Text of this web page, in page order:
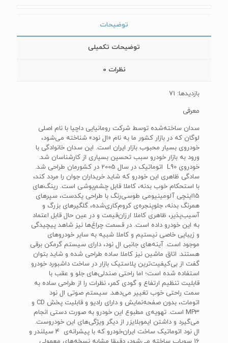
توضیحات
توضیحات تکمیلی
نظرات 0
بازدیدها: 71
معرفی
سدان ساخته‌شده توسط شرکت رومانیایی داچیا با نام اصلی
لوگان که در بازار کشور ما به نام «ال نود» شناخته می‌شود،
خودروی بسیار محبوب بازار ایران است. این سدان خانوادگی با
ورود به بازار خودرو سبب تحسین بسیاری از کارشناسان شد.
خودروی L90 اتوماتیک در سال 2005 در کشورمان طراحی شد.
سادگی ظاهری این خودرو که شاید خریداران جوان را مردد کند،
با استحکام خوب بدنه‌، کاملا قابل چشم‌پوشی است. رینگ‌های
15اینچی آلومینیومی طوسی‌رنگ با طراحی یکدست، سپرهای
همرنگ بدنه، جلوپنجره‌ی کروم‌کاری‌شده، گلگیرهای بزرگ و
آسیب‌پذیر، ظاهری کاملا ارزان‌قیمت و در عین حال قابل اعتماد
به این خودرو داده است. در قسمت چراغ‌ها نیز شاهد پیچیدگی
و زیبایی خاصی نیستیم و کاملا شبیه به سایر خودروهای
موجود است. آینه‌های جانبی ال نود، دارای سیستم گرمکن برقی
هستند. اتاق ماشین نیز کاملا ساده طراحی شده و شاید بتوان
گفت از بی‌کیفیت‌ترین پلاستیک بازار در ساخت داشبورد خودرو
استفاده شده است؛ اما راحتی صندلی‌های جلو و عقب با
قابلیت تنظیم ارتفاع و گودی کمر، نظرات را از طراحی ساده به
سمت راحتی خوب تغییر می‌دهد. سیستم صوتی ال نود
اتومات، بدون صفحه‌نمایش و دارای رادیو و قابلیت پخش CD و
MP3 است. تهویه‌ی مطبوع این خودرو به صورت دستی انجام
می‌گیرد و داشتن ایموبلایزر از دیگر ویژگی‌های این خودروست.
ال نود اتوماتیک ساخت ایران‌خودرو که با پیشرانه‌ی 4 سیلندر و